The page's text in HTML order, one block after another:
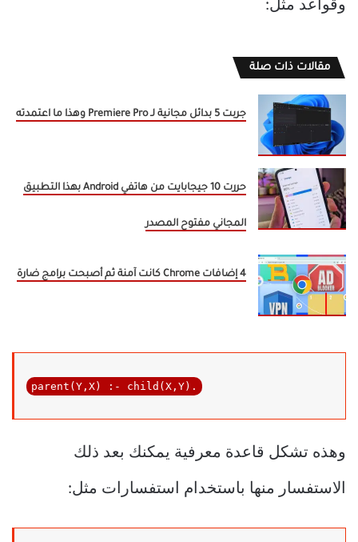
وقواعد مثل:
مقالات ذات صلة
جربت 5 بدائل مجانية لـ Premiere Pro وهذا ما اعتمدته
حررت 10 جيجابايت من هاتفي Android بهذا التطبيق
المجاني مفتوح المصدر
4 إضافات Chrome كانت آمنة ثم أصبحت برامج ضارة
parent( Y , X) :- child (X,Y).
وهذه تشكل قاعدة معرفية يمكنك بعد ذلك
الاستفسار منها باستخدام استفسارات مثل: